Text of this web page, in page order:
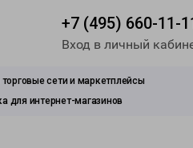
+7 (495) 660-11-
Вход в личный
сети и маркетплейсы
для интернет-магазинов